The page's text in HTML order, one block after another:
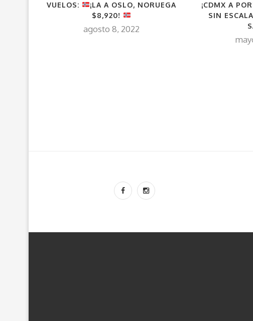
VUELOS:
¡LA A OSLO, NORUEGA
$8,920!
agosto 8, 2022
¡CDMX A
SIN